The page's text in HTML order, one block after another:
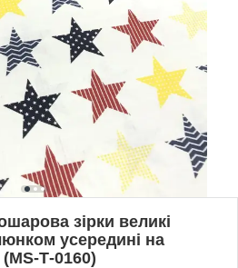
зірки великі
усередині на
Т-0160)